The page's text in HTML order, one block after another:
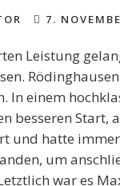
7.
Leistung
In einem
besseren
und hatte
um
war es